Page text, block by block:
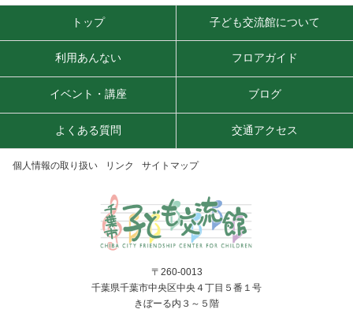
トップ 子ども交流館について
利用あんない フロアガイド
イベント・講座 ブログ
よくある質問 交通アクセス
個人情報の取り扱い リンク サイトマップ
〒260-0013
千葉県千葉市中央区中央４丁目５番１号
きぼーる内３～５階